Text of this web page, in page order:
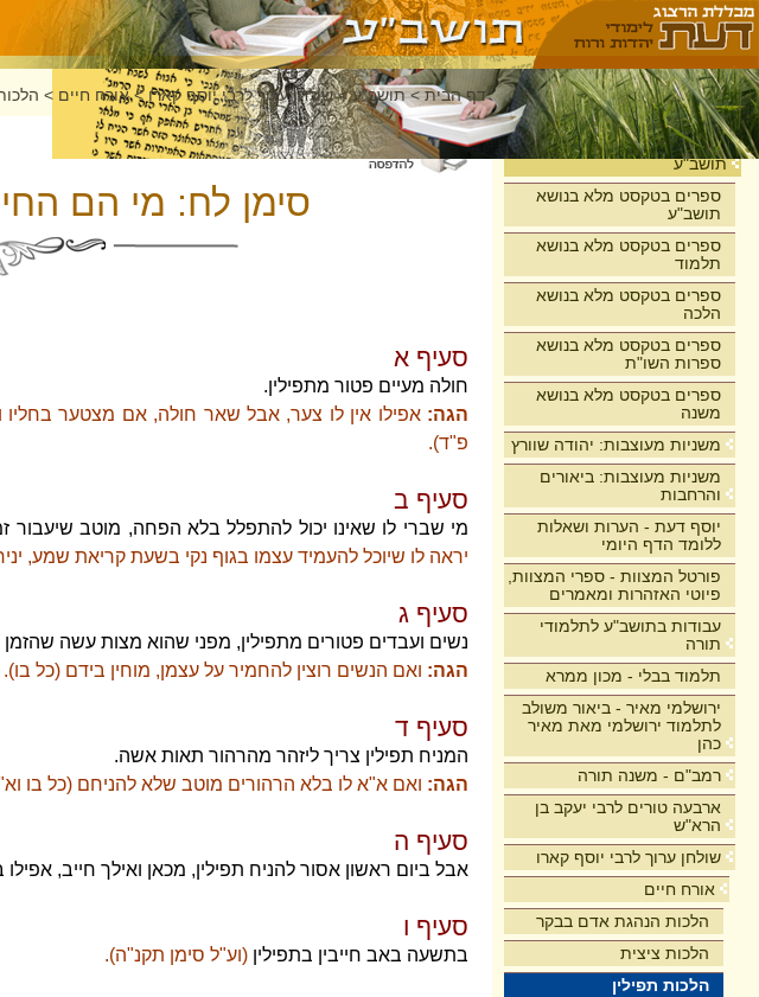
בית
תושב"ע
ספרים בטקסט מלא בנושא
תושב"ע
ספרים בטקסט מלא בנושא
תלמוד
ספרים בטקסט מלא בנושא
הלכה
ספרים בטקסט מלא בנושא
ספרות השו"ת
ספרים בטקסט מלא בנושא
משנה
משניות מעוצבות: יהודה שוורץ
משניות מעוצבות: ביאורים
והרחבות
יוסף דעת - הערות ושאלות
ללומד הדף היומי
פורטל המצוות - ספרי המצוות,
פיוטי האזהרות ומאמרים
עבודות בתושב"ע לתלמודי
תורה
תלמוד בבלי - מכון ממרא
ירושלמי מאיר - ביאור משולב
לתלמוד ירושלמי מאת מאיר
כהן
רמב"ם - משנה תורה
ארבעה טורים לרבי יעקב בן
הרא"ש
שולחן ערוך לרבי יוסף קארו
אורח חיים
הלכות הנהגת אדם בבקר
הלכות ציצית
הלכות תפילין
דף הבית >תושב"ע >שולחן ערוך לרבי יוסף קארו >אורח חיים >
סימן לח: מי הם
סעיף א
חולה מעיים פטור מתפילין.
הגה:אפילו אין לו צער, אבל שאר חולה, אם מצטער בחליו
פ"ד).
סעיף ב
מי שברי לו שאינו יכול להתפלל בלא הפחה, מוטב
יראה לו שיוכל להעמיד עצמו בגוף נקי בשעת קריאת שמע,
סעיף ג
נשים ועבדים פטורים מתפילין, מפני שהוא מצות עשה
הגה: ואם הנשים רוצין להחמיר על עצמן, מוחין בידם (כל בו).
סעיף ד
המניח תפילין צריך ליזהר מהרהור תאות אשה.
הגה: ואם א"א לו בלא הרהורים מוטב שלא להניחם (כל בו
סעיף ה
אבל ביום ראשון אסור להניח תפילין, מכאן ואילך חייב,
סעיף ו
בתשעה באב חייבין בתפילין (וע"ל סימן תקנ"ה).